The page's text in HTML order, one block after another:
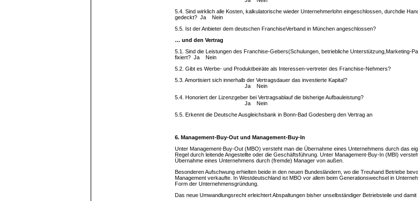
5.4. Sind wirklich alle Kosten, kalkulatorische wieder Unternehmerlohn eingeschlossen, durchdie
gedeckt? Ja Nein
5.5. Ist der Anbieter dem deutschen FranchiseVerband in München
… und den Vertrag
5.1. Sind die Leistungen des Franchise-Gebers(Schulungen, betriebliche Unterstützung,Marketing-
fixiert? Ja Nein
5.2. Gibt es Werbe- und Produktbeiräte als Interessen-vertreter des Franchise-
5.3. Amortisiert sich innerhalb der Vertragsdauer das investierte Kapital?
Ja Nein
5.4. Honoriert der Lizenzgeber bei Vertragsablauf die bisherige Aufbauleistung?
Ja Nein
5.5. Erkennt die Deutsche Ausgleichsbank in Bonn-Bad Godesberg den
6. Management-Buy-Out und Management-Buy-In
Unter Management-Buy-Out (MBO) versteht man die Übernahme eines Unternehmens durch das
Regel durch leitende Angestellte oder die Geschäftsführung. Unter Management-Buy-In (MBI)
Übernahme eines Unternehmens durch (fremde) Manager von außen.
Besonderen Aufschwung erhielten beide in den neuen Bundesländern, wo die Treuhand Betriebe
Management verkaufte. In Westdeutschland ist MBO vor allem beim Generationswechsel in
Form der Unternehmensgründung.
Das neue Umwandlungsrecht erleichtert Abspaltungen bisher unselbständiger Betriebsteile und